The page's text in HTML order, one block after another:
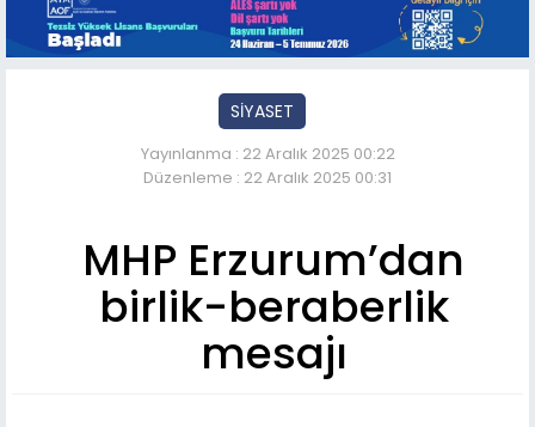
SİYASET
Yayınlanma : 22 Aralık 2025 00:22
Düzenleme : 22 Aralık 2025 00:31
MHP Erzurum’dan
birlik-beraberlik
mesajı